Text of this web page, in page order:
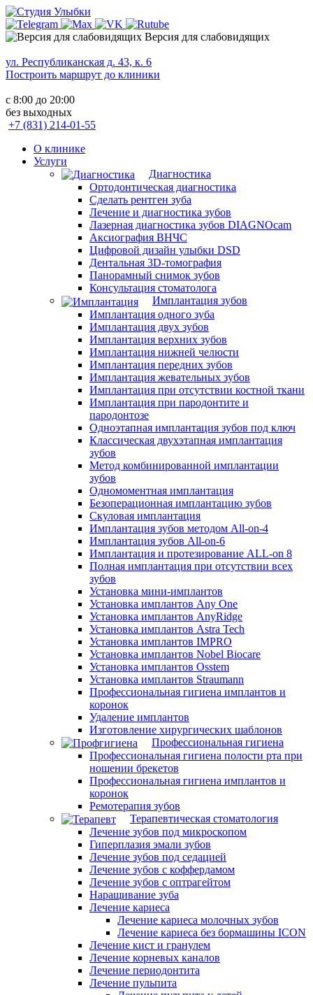
Версия для слабовидящих
ул. Республиканская д. 43, к. 6
Построить маршрут до клиники
с 8:00 до 20:00
без выходных
+7 (831) 214-01-55
О клинике
Услуги
Диагностика
Ортодонтическая диагностика
Сделать рентген зуба
Лечение и диагностика зубов
Лазерная диагностика зубов DIAGNOcam
Аксиография ВНЧС
Цифровой дизайн улыбки DSD
Дентальная 3D-томография
Панорамный снимок зубов
Консультация стоматолога
Имплантация зубов
Имплантация одного зуба
Имплантация двух зубов
Имплантация верхних зубов
Имплантация нижней челюсти
Имплантация передних зубов
Имплантация жевательных зубов
Имплантация при отсутствии костной ткани
Имплантация при пародонтите и
пародонтозе
Одноэтапная имплантация зубов под ключ
Классическая двухэтапная имплантация
зубов
Метод комбинированной имплантации
зубов
Одномоментная имплантация
Безоперационная имплантацию зубов
Скуловая имплантация
Имплантация зубов методом All-on-4
Имплантация зубов All-on-6
Имплантация и протезирование ALL-on 8
Полная имплантация при отсутствии всех
зубов
Установка мини-имплантов
Установка имплантов Any One
Установка имплантов AnyRidge
Установка имплантов Astra Tech
Установка имплантов IMPRO
Установка имплантов Nobel Biocare
Установка имплантов Osstem
Установка имплантов Straumann
Профессиональная гигиена имплантов и
коронок
Удаление имплантов
Изготовление хирургических шаблонов
Профессиональная гигиена
Профессиональная гигиена полости рта при
ношении брекетов
Профессиональная гигиена имплантов и
коронок
Ремотерапия зубов
Терапевтическая стоматология
Лечение зубов под микроскопом
Гиперплазия эмали зубов
Лечение зубов под седацией
Лечение зубов с коффердамом
Лечение зубов с оптрагейтом
Наращивание зуба
Лечение кариеса
Лечение кариеса молочных зубов
Лечение кариеса без бормашины ICON
Лечение кист и гранулем
Лечение корневых каналов
Лечение периодонтита
Лечение пульпита